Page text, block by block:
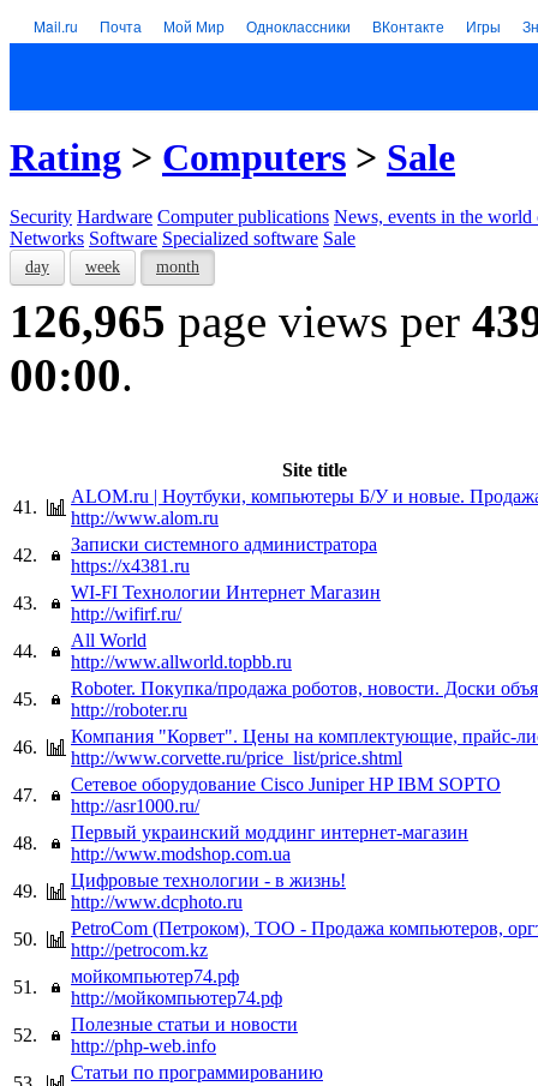
Mail.ru Почта Мой Мир Одноклассники ВКонтакте Игры
Rating > Computers > Sale
Security Hardware Computer publications News, events in the world
Networks Software Specialized software Sale
day week month
126,965 page views per
00:00.
Site title
41.
ALOM.ru | Ноутбуки, компьютеры Б/У и новые.
http://www.alom.ru
42.
Записки системного администратора
https://x4381.ru
43.
WI-FI Технологии Интернет Магазин
http://wifirf.ru/
44.
All World
http://www.allworld.topbb.ru
45.
Roboter. Покупка/продажа роботов, новости. Доски
http://roboter.ru
46.
Компания "Корвет". Цены на комплектующие, прайс-
http://www.corvette.ru/price_list/price.shtml
47.
Сетевое оборудование Cisco Juniper HP IBM SOPTO
http://asr1000.ru/
48.
Первый украинский моддинг интернет-магазин
http://www.modshop.com.ua
49.
Цифровые технологии - в жизнь!
http://www.dcphoto.ru
50.
PetroCom (Петроком), ТОО - Продажа компьютеров,
http://petrocom.kz
51.
мойкомпьютер74.рф
http://мойкомпьютер74.рф
52.
Полезные статьи и новости
http://php-web.info
Статьи по программированию